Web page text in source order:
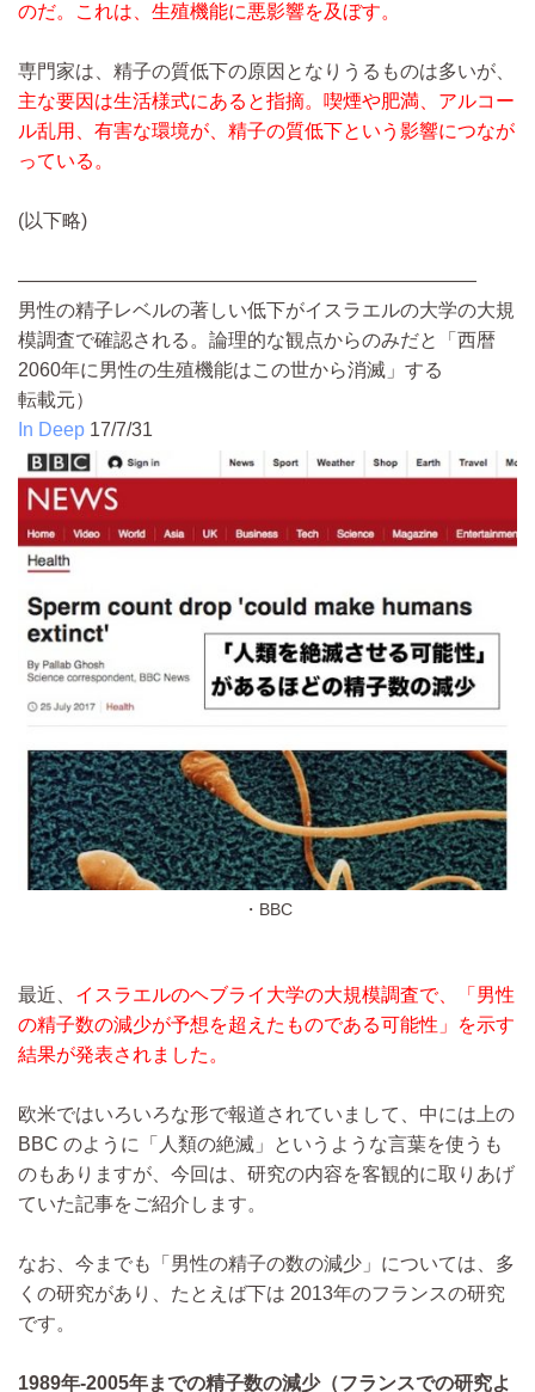
のだ。これは、生殖機能に悪影響を及ぼす。
専門家は、精子の質低下の原因となりうるものは多いが、
主な要因は生活様式にあると指摘。喫煙や肥満、アルコー
ル乱用、有害な環境が、精子の質低下という影響につなが
っている。
(以下略)
————————————————————————
男性の精子レベルの著しい低下がイスラエルの大学の大規
模調査で確認される。論理的な観点からのみだと「西暦
2060年に男性の生殖機能はこの世から消滅」する
転載元）
In Deep 17/7/31
・BBC
最近、 イスラエルのヘブライ大学の大規模調査で、「男性
の精子数の減少が予想を超えたものである可能性」を示す
結果が発表されました。
欧米ではいろいろな形で報道されていまして、中には上の
BBC のように「人類の絶滅」というような言葉を使うも
のもありますが、今回は、研究の内容を客観的に取りあげ
ていた記事をご紹介します。
なお、今までも「男性の精子の数の減少」については、多
くの研究があり、たとえば下は 2013年のフランスの研究
です。
1989年-2005年までの精子数の減少（フランスでの研究よ